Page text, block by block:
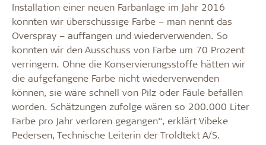
Installation einer neuen Farbanlage im Jahr 2016
konnten wir überschüssige Farbe – man nennt das
Overspray – auffangen und wiederverwenden. So
konnten wir den Ausschuss von Farbe um 70 Prozent
verringern. Ohne die Konservierungsstoffe hätten wir
die aufgefangene Farbe nicht wiederverwenden
können, sie wäre schnell von Pilz oder Fäule befallen
worden. Schätzungen zufolge wären so 200.000 Liter
Farbe pro Jahr verloren gegangen“, erklärt Vibeke
Pedersen, Technische Leiterin der Troldtekt A/S.